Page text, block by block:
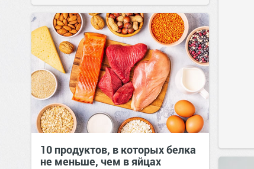
позитива!08:38Сегодня
10 продуктов, в которых белка
не меньше, чем в яйцах